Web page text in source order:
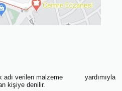
adı verilen malzeme yardımıyla
kişiye denilir.